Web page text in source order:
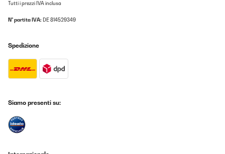
Tutti i prezzi IVA inclusa
N° partita IVA: DE 814529349
Spedizione
Siamo presenti su: